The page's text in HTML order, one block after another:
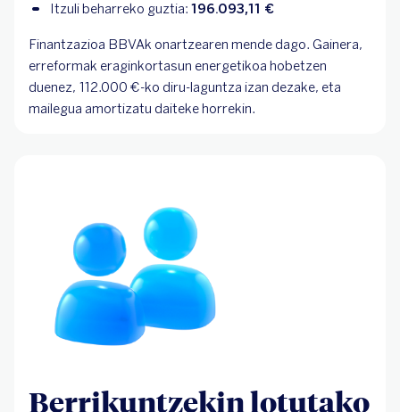
Itzuli beharreko guztia: 196.093,11 €
Finantzazioa BBVAk onartzearen mende dago. Gainera,
erreformak eraginkortasun energetikoa hobetzen
duenez, 112.000 €-ko diru-laguntza izan dezake, eta
mailegua amortizatu daiteke horrekin.
Berrikuntzekin lotutako